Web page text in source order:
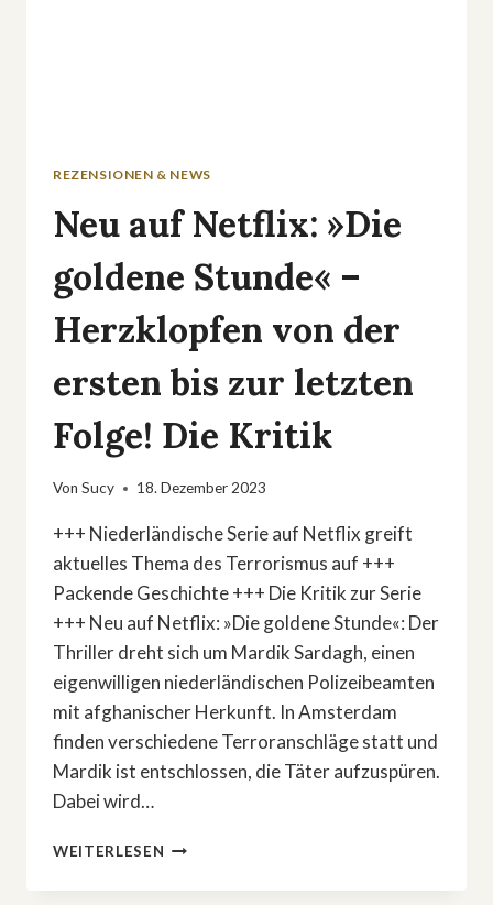
REZENSIONEN & NEWS
Neu auf Netflix: »Die
goldene Stunde« –
Herzklopfen von der
ersten bis zur letzten
Folge! Die Kritik
Von Sucy 18. Dezember 2023
+++ Niederländische Serie auf Netflix greift
aktuelles Thema des Terrorismus auf +++
Packende Geschichte +++ Die Kritik zur Serie
+++ Neu auf Netflix: »Die goldene Stunde«: Der
Thriller dreht sich um Mardik Sardagh, einen
eigenwilligen niederländischen Polizeibeamten
mit afghanischer Herkunft. In Amsterdam
finden verschiedene Terroranschläge statt und
Mardik ist entschlossen, die Täter aufzuspüren.
Dabei wird…
WEITERLESEN NEU
NETFLIX: